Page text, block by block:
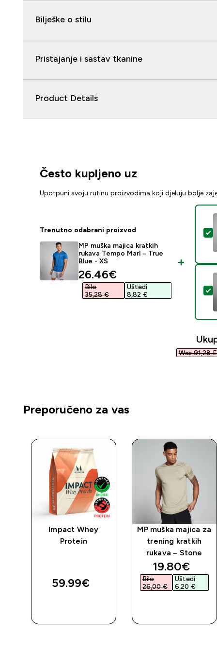
Bilješke o stilu
Pristajanje i sastav tkanine
Product Details
Često kupljeno uz
Upotpuni svoju rutinu proizvodima koji djeluju bolje
Trenutno odabrani proizvod
MP muška majica kratkih
rukava Tempo Marl – True
Blue - XS
discounted price
26.46€‎
Bilo
35,28 €‎
Uštedi
8,82 €‎
Was 91,28
Preporučeno za vas
Impact Whey
Protein
59.99€‎
MP muška majica za
trening kratkih
rukava – Stone
discounted
19.80€‎
Bilo
26,00 €‎
Uštedi
6,20 €‎